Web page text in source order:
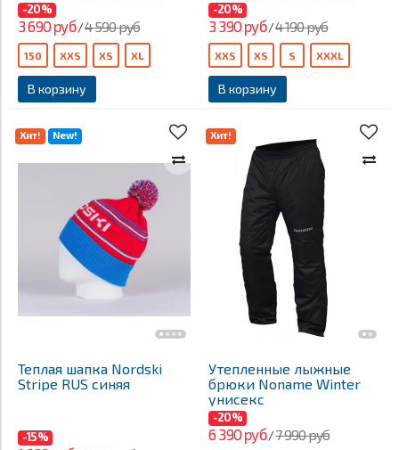
-20%
3 690 руб/4 590 руб
В корзину
150 XXS XS XL
-20%
3 390 руб/4 190 руб
В корзину
XXS XS S XXXL
Хит! New!
Теплая шапка Nordski
Stripe RUS синяя
-15%
Хит!
Утепленные лыжные
брюки Noname Winter
унисекс
-20%
6 390 руб/7 990 руб